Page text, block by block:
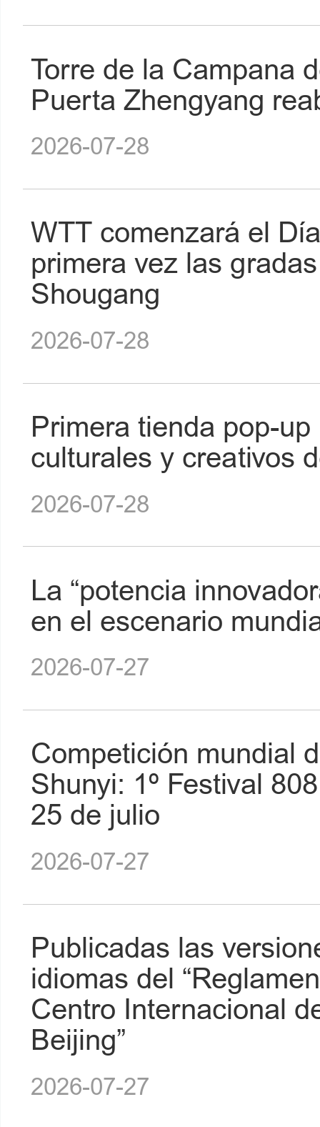
Torre de la Campana
Puerta Zhengyang
2026-07-28
WTT comenzará el
primera vez las
Shougang
2026-07-28
Primera tienda pop-
culturales y creativos
2026-07-28
La “potencia
en el escenario
2026-07-27
Competición mundial
Shunyi: 1º Festival
25 de julio
2026-07-27
Publicadas las
idiomas del
Centro Internacional
Beijing”
2026-07-27